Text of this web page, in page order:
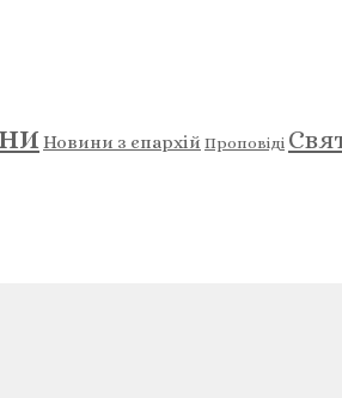
Новини з єпархій Проповіді